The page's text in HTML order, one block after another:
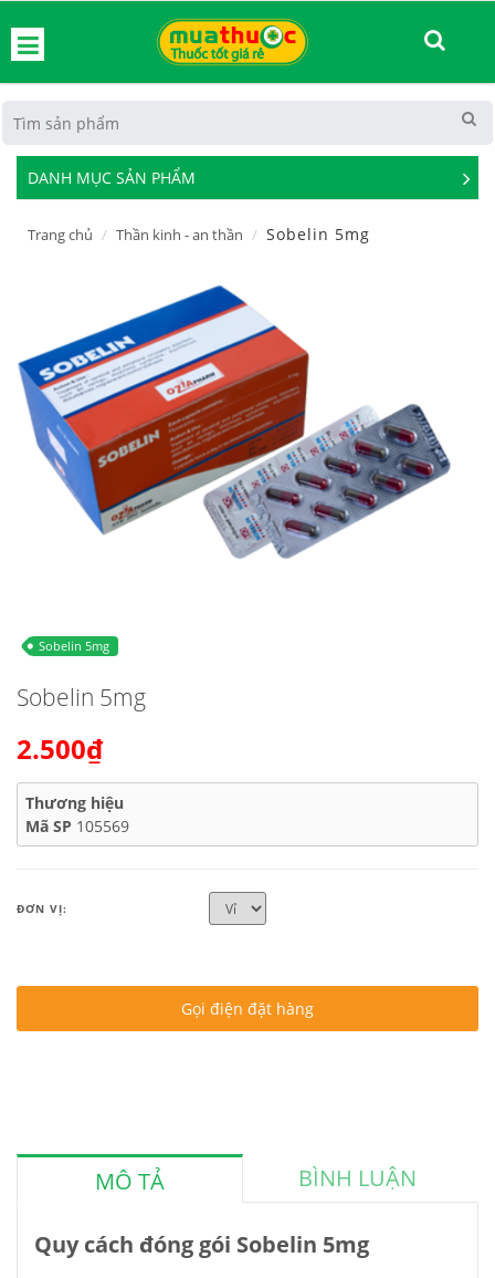
DANH MỤC SẢN PHẨM
See
Trang chủ Thần kinh - an thần Sobelin 5mg
Sobelin 5mg
Sobelin 5mg
2.500₫
Thương hiệu
Mã SP 105569
ĐƠN VỊ:
Gọi điện đặt hàng
MÔ TẢ BÌNH LUẬN
Quy cách đóng gói Sobelin 5mg